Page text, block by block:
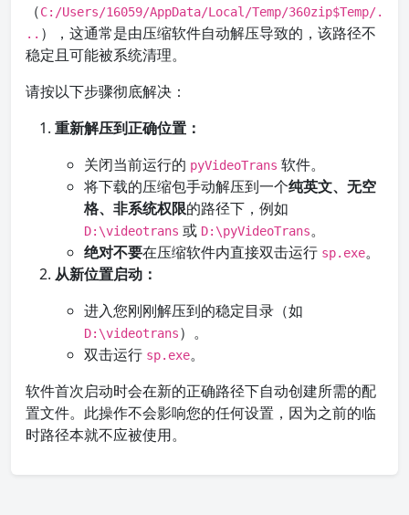
（C:/Users/16059/AppData/Local/Temp/360zip$Temp/.
.. ），这通常是由压缩软件自动解压导致的，该路径不
稳定且可能被系统清理。
请按以下步骤彻底解决：
重新解压到正确位置：
关闭当前运行的 pyVideoTrans 软件。
将下载的压缩包手动解压到一个纯英文、无空
格、非系统权限的路径下，例如
D:\videotrans 或 D:\pyVideoTrans。
绝对不要在压缩软件内直接双击运行 sp.exe。
从新位置启动：
进入您刚刚解压到的稳定目录（如
D:\videotrans）。
双击运行 sp.exe。
软件首次启动时会在新的正确路径下自动创建所需的配
置文件。此操作不会影响您的任何设置，因为之前的临
时路径本就不应被使用。